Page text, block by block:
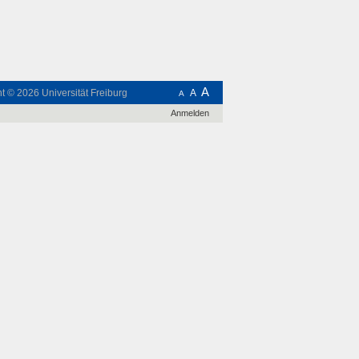
A A A
© 2026 Universität Freiburg
Anmelden